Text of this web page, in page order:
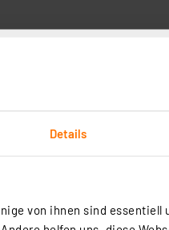
Details
von ihnen sind essentiell